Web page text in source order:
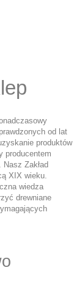
od lat
produktów
producentem
Zakład
XIX wieku.
wiedza
drewniane